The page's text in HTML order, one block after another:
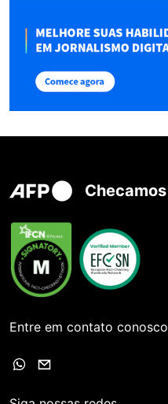
Checamos
Entre em contato conosco